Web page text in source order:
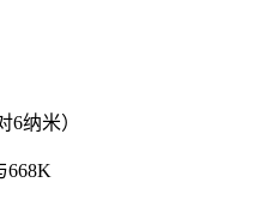
6纳米）
668K